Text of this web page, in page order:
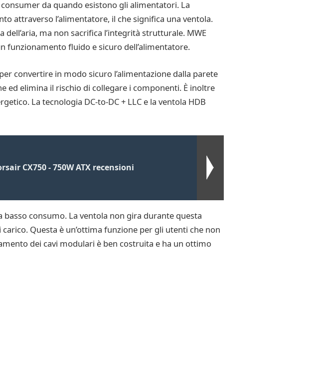
da quando esistono gli alimentatori. La
attraverso l’alimentatore, il che significa una ventola.
ma non sacrifica l’integrità strutturale. MWE
funzionamento fluido e sicuro dell’alimentatore.
convertire in modo sicuro l’alimentazione dalla parete
ed elimina il rischio di collegare i componenti. È inoltre
La tecnologia DC-to-DC + LLC e la ventola HDB
CX750 - 750W ATX recensioni
consumo. La ventola non gira durante questa
Questa è un’ottima funzione per gli utenti che non
dei cavi modulari è ben costruita e ha un ottimo